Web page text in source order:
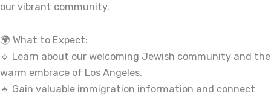
our vibrant community.
🌍 What to Expect:
🔹 Learn about our welcoming Jewish community and the
warm embrace of Los Angeles.
🔹 Gain valuable immigration information and connect